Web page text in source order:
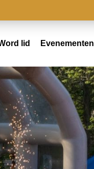
lid Evenementen